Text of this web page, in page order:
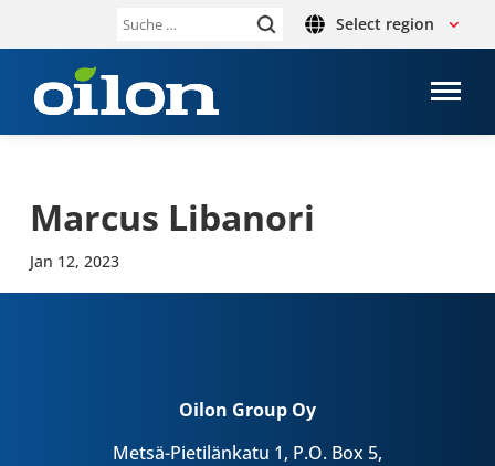
Suche Select region
Marcus Liban­ori
Jan 12, 2023
Oilon Group Oy
Metsä-Pietilänkatu 1, P.O. Box 5,